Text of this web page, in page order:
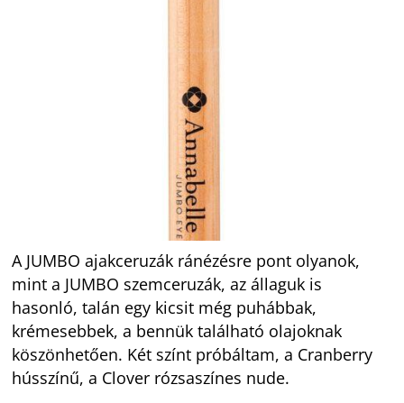
A JUMBO ajakceruzák ránézésre pont olyanok,
mint a JUMBO szemceruzák, az állaguk is
hasonló, talán egy kicsit még puhábbak,
krémesebbek, a bennük található olajoknak
köszönhetően. Két színt próbáltam, a Cranberry
hússzínű, a Clover rózsaszínes nude.